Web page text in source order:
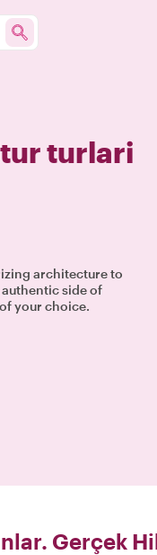
turlari
architecture to
side of
your choice.
Gerçek